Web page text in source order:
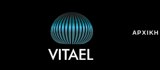
ΑΡΧΙΚΗ